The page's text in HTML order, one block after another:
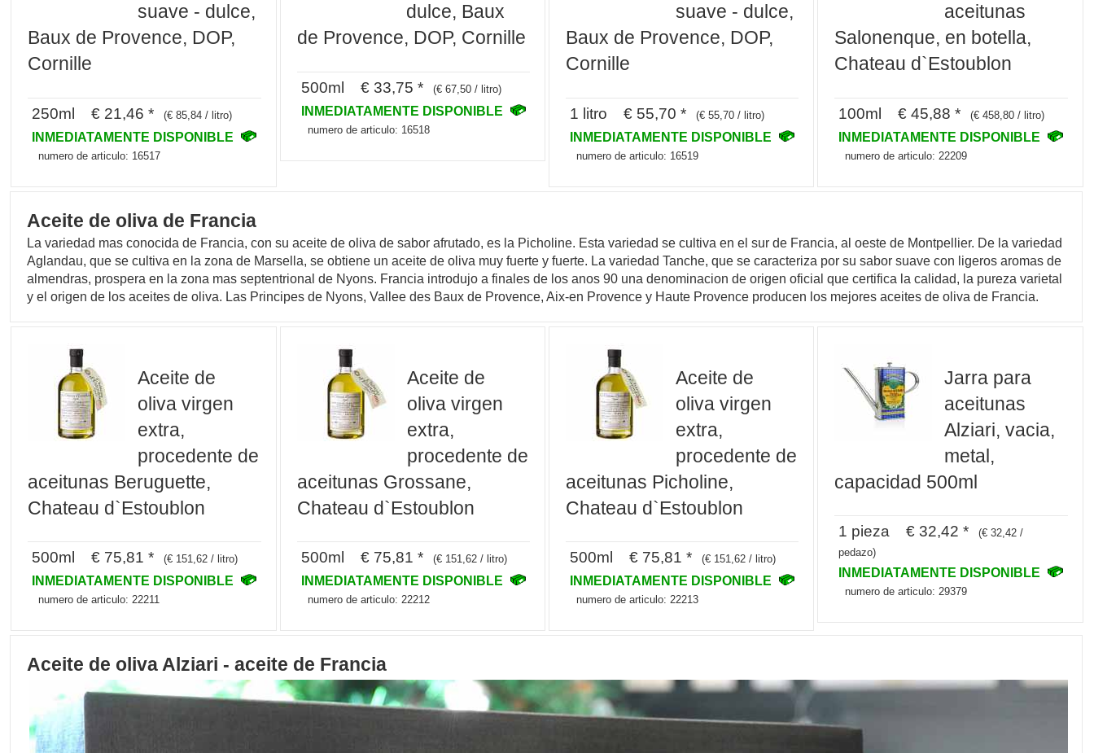
suave - dulce,
Baux de Provence, DOP,
Cornille
250ml € 21,46 * (€ 85,84 / litro)
INMEDIATAMENTE DISPONIBLE
numero de articulo: 16517
dulce, Baux
de Provence, DOP, Cornille
500ml € 33,75 * (€ 67,50 / litro)
INMEDIATAMENTE DISPONIBLE
numero de articulo: 16518
suave - dulce,
Baux de Provence, DOP,
Cornille
1 litro € 55,70 * (€ 55,70 / litro)
INMEDIATAMENTE DISPONIBLE
numero de articulo: 16519
aceitunas
Salonenque, en botella,
Chateau d`Estoublon
100ml € 45,88 * (€ 458,80 / litro)
INMEDIATAMENTE DISPONIBLE
numero de articulo: 22209
Aceite de oliva de Francia
La variedad mas conocida de Francia, con su aceite de oliva de sabor afrutado, es la Picholine. Esta variedad se cultiva en el sur de Francia, al oeste de Montpellier. De la variedad
Aglandau, que se cultiva en la zona de Marsella, se obtiene un aceite de oliva muy fuerte y fuerte. La variedad Tanche, que se caracteriza por su sabor suave con ligeros aromas de
almendras, prospera en la zona mas septentrional de Nyons. Francia introdujo a finales de los anos 90 una denominacion de origen oficial que certifica la calidad, la pureza varietal
y el origen de los aceites de oliva. Las Principes de Nyons, Vallee des Baux de Provence, Aix-en Provence y Haute Provence producen los mejores aceites de oliva de Francia.
Aceite de
oliva virgen
extra,
procedente de
aceitunas Beruguette,
Chateau d`Estoublon
500ml € 75,81 * (€ 151,62 / litro)
INMEDIATAMENTE DISPONIBLE
numero de articulo: 22211
Aceite de
oliva virgen
extra,
procedente de
aceitunas Grossane,
Chateau d`Estoublon
500ml € 75,81 * (€ 151,62 / litro)
INMEDIATAMENTE DISPONIBLE
numero de articulo: 22212
Aceite de
oliva virgen
extra,
procedente de
aceitunas Picholine,
Chateau d`Estoublon
500ml € 75,81 * (€ 151,62 / litro)
INMEDIATAMENTE DISPONIBLE
numero de articulo: 22213
Jarra para
aceitunas
Alziari, vacia,
metal,
capacidad 500ml
1 pieza € 32,42 *
(€ 32,42 /
pedazo)
INMEDIATAMENTE DISPONIBLE
numero de articulo: 29379
Aceite de oliva Alziari - aceite de Francia